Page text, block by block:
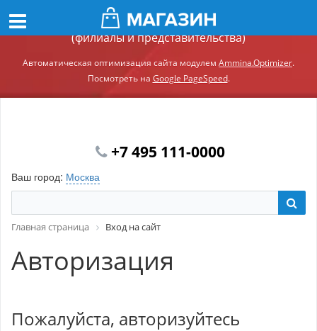
Демонстрационный сайт модуля Ammina.Регионы
(филиалы и представительства)
Автоматическая оптимизация сайта модулем Ammina.Optimizer.
Посмотреть на Google PageSpeed.
+7 495 111-0000
Ваш город: Москва
Главная страница Вход на сайт
Авторизация
Пожалуйста, авторизуйтесь